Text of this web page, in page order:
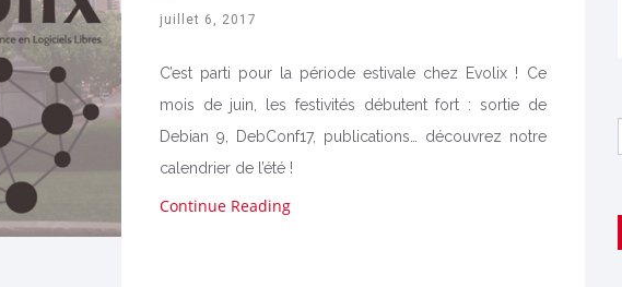
juillet 6, 2017
C’est parti pour la période estivale chez Evolix ! Ce
mois de juin, les festivités débutent fort : sortie de
Debian 9, DebConf17, publications… découvrez notre
calendrier de l’été !
Continue Reading